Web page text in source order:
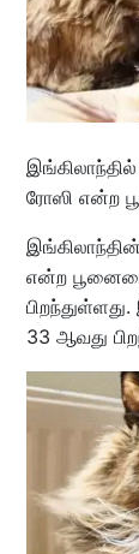
ரோஸி என்ற
என்ற
33 ஆவது